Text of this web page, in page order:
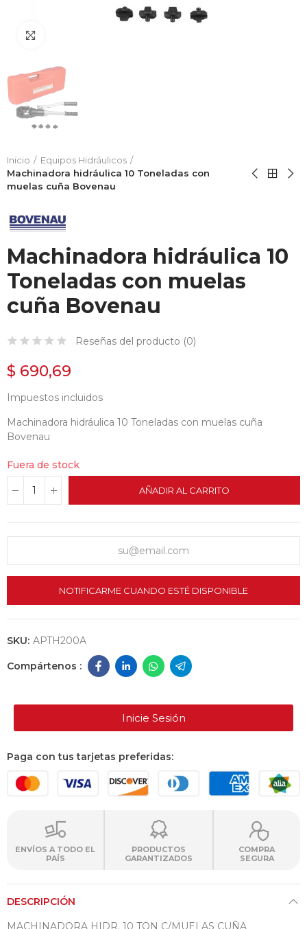
Inicio
Equipos Hidráulicos
Machinadora hidráulica 10 Toneladas con
muelas cuña Bovenau
Machinadora hidráulica 10
Toneladas con muelas
cuña Bovenau
Reseñas del producto (0)
$ 690,69
Impuestos incluidos
Machinadora hidráulica 10 Toneladas con muelas cuña
Bovenau
Fuera de stock
AÑADIR AL CARRITO
NOTIFICARME CUANDO ESTÉ DISPONIBLE
SKU: APTH200A
Inicie Sesión
Paga con tus tarjetas preferidas:
ENVÍOS A TODO EL
PAÍS
PRODUCTOS
GARANTIZADOS
COMPRA
SEGURA
DESCRIPCIÓN
MACHINADORA HIDR. 10 TON C/MUELAS CUÑA